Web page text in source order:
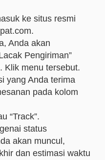
ke situs resmi
Anda akan
Pengiriman”
Klik menu tersebut.
yang Anda terima
pada kolom
“Track”.
status
akan muncul,
dan estimasi waktu